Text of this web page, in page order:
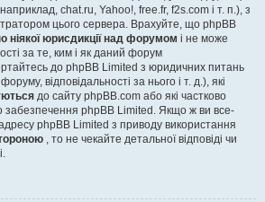
chat.ru, Yahoo!, free.fr, f2s.com і т. п.), з
цього сервера. Врахуйте, що phpBB
ніякої юрисдикції над форумом і не може
за те, ким і як даний форум
до phpBB Limited з юридичних питань
відповідальності за нього і т. д.), які
до сайту phpBB.com або які частково
забезпечення phpBB Limited. Якщо ж ви все-
phpBB Limited з приводу використання
, то не чекайте детальної відповіді чи